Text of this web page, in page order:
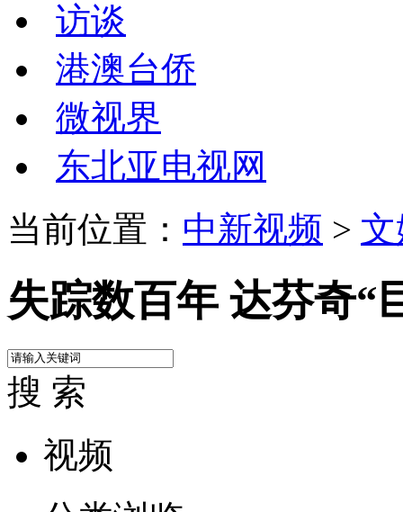
访谈
港澳台侨
微视界
东北亚电视网
当前位置： 中新视频 >
失踪数百年 达芬奇“
搜 索
视频